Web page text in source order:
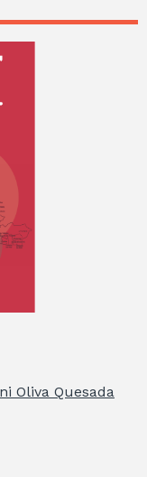
Oliva Quesada